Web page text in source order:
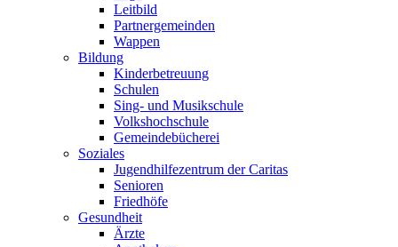
Leitbild
Partnergemeinden
Wappen
Bildung
Kinderbetreuung
Schulen
Sing- und Musikschule
Volkshochschule
Gemeindebücherei
Soziales
Jugendhilfezentrum der Caritas
Senioren
Friedhöfe
Gesundheit
Ärzte